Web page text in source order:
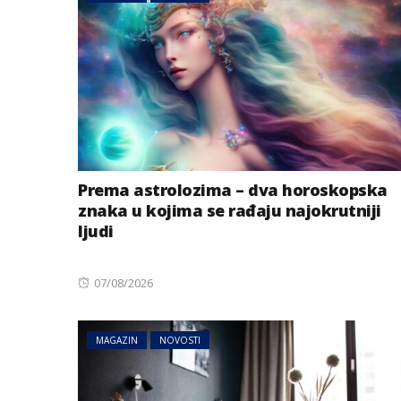
Prema astrolozima – dva horoskopska
znaka u kojima se rađaju najokrutniji
ljudi
Posted
07/08/2026
MAGAZIN NOVOSTI
BIZNIS
niskog